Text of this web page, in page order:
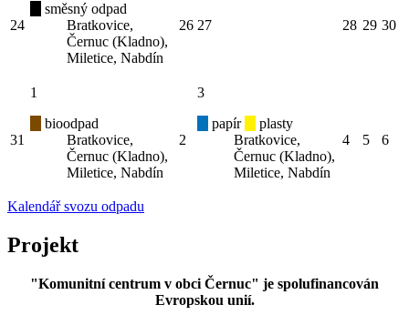
24
směsný odpad
Bratkovice,
Černuc (Kladno),
Miletice, Nabdín
26 27 28 29 30
31
1
bioodpad
Bratkovice,
Černuc (Kladno),
Miletice, Nabdín
2
3
papír
plasty
Bratkovice,
Černuc (Kladno),
Miletice, Nabdín
4 5 6
Kalendář svozu odpadu
Projekt
"Komunitní centrum v obci Černuc" je spolufinancován
Evropskou unií.